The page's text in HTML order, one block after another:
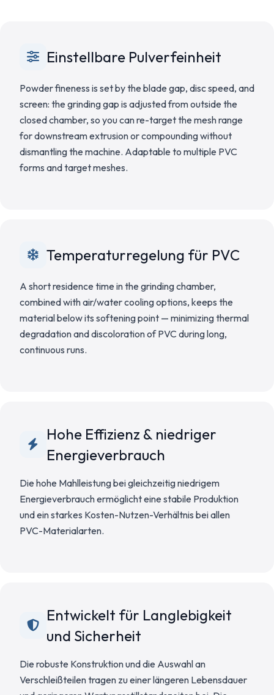
Einstellbare Pulverfeinheit
Powder fineness is set by the blade gap, disc speed, and
screen: the grinding gap is adjusted from outside the
closed chamber, so you can re-target the mesh range
for downstream extrusion or compounding without
dismantling the machine. Adaptable to multiple PVC
forms and target meshes.
Temperaturregelung für PVC
A short residence time in the grinding chamber,
combined with air/water cooling options, keeps the
material below its softening point — minimizing thermal
degradation and discoloration of PVC during long,
continuous runs.
Hohe Effizienz & niedriger
Energieverbrauch
Die hohe Mahlleistung bei gleichzeitig niedrigem
Energieverbrauch ermöglicht eine stabile Produktion
und ein starkes Kosten-Nutzen-Verhältnis bei allen
PVC-Materialarten.
Entwickelt für Langlebigkeit
und Sicherheit
Die robuste Konstruktion und die Auswahl an
Verschleißteilen tragen zu einer längeren Lebensdauer